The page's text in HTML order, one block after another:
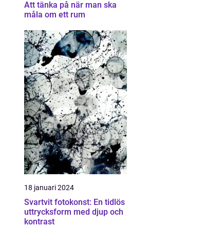
Att tänka på när man ska
måla om ett rum
18 januari 2024
Svartvit fotokonst: En tidlös
uttrycksform med djup och
kontrast